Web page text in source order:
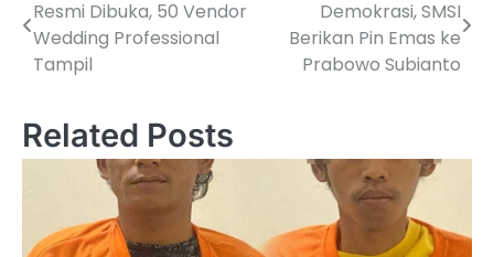
pos
Resmi Dibuka, 50 Vendor
Wedding Professional
Tampil
Demokrasi, SMSI
Berikan Pin Emas ke
Prabowo Subianto
Related Posts